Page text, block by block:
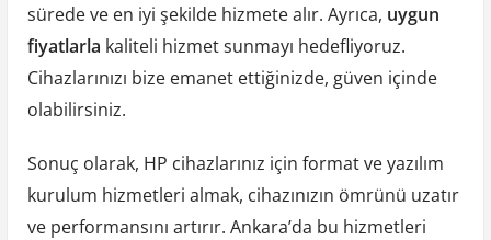
sürede ve en iyi şekilde hizmete alır. Ayrıca, uygun
fiyatlarla kaliteli hizmet sunmayı hedefliyoruz.
Cihazlarınızı bize emanet ettiğinizde, güven içinde
olabilirsiniz.
Sonuç olarak, HP cihazlarınız için format ve yazılım
kurulum hizmetleri almak, cihazınızın ömrünü uzatır
ve performansını artırır. Ankara’da bu hizmetleri